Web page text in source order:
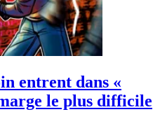
entrent dans «
le plus difficile